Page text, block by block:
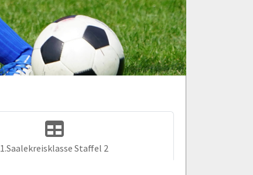
1.Saalekreisklasse Staffel 2